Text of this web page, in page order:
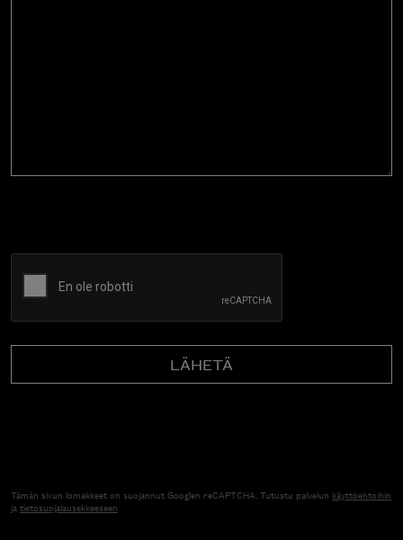
Tämän sivun lomakkeet on suojannut Googlen reCAPTCHA. Tutustu palvelun käyttöehtoihin
jatietosuojalausekkeeseen